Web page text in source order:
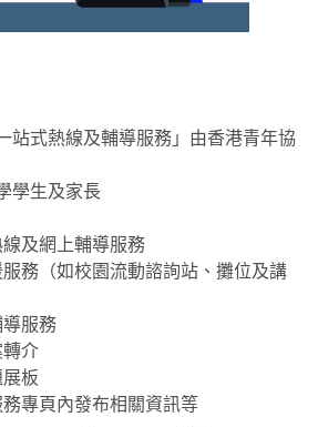
站式熱線及輔導服務」由香港青年協
學生及家長
及網上輔導服務
務（如校園流動諮詢站、攤位及講
服務
介
板
專頁內發布相關資訊等